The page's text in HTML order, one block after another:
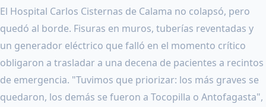
El Hospital Carlos Cisternas de Calama no colapsó, pero
quedó al borde. Fisuras en muros, tuberías reventadas y
un generador eléctrico que falló en el momento crítico
obligaron a trasladar a una decena de pacientes a recintos
de emergencia. "Tuvimos que priorizar: los más graves se
quedaron, los demás se fueron a Tocopilla o Antofagasta",